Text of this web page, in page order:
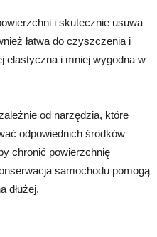
i skutecznie usuwa
łatwa do czyszczenia i
elastyczna i mniej wygodna w
od narzędzia, które
odpowiednich środków
chronić powierzchnię
samochodu pomogą
dłużej.